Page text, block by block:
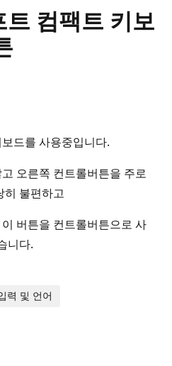
컴팩트 키보
드를 사용중입니다.
오른쪽 컨트롤버튼을 주로
히 불편하고
버튼을 컨트롤버튼으로 사
니다.
력 및 언어